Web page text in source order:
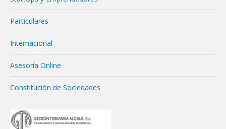
Particulares
Internacional
Asesoría Online
Constitución de Sociedades